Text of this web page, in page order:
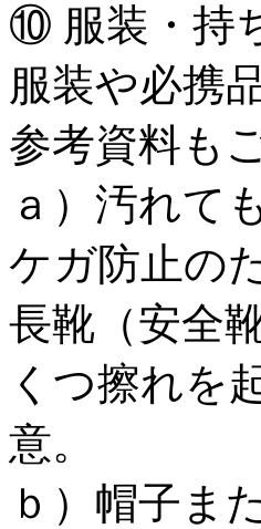
⑩ 服装・持
服装や必携
参考資料も
ａ）汚れて
ケガ防止の
長靴（安全
くつ擦れを
意。
ｂ）帽子ま